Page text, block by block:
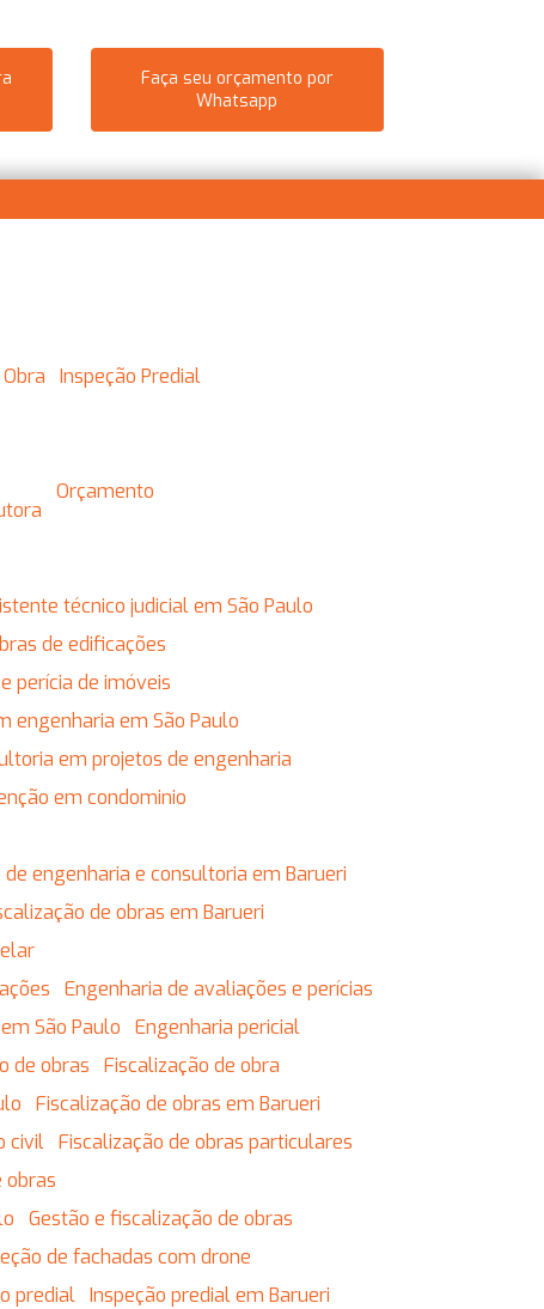
Faça seu orçamento por
Whatsapp
Inspeção Predial
Orçamento
técnico judicial em São Paulo
de edificações
e perícia de imóveis
engenharia em São Paulo
em projetos de engenharia
em condominio
de engenharia e consultoria em Barueri
de obras em Barueri
Engenharia de avaliações e perícias
São Paulo
Engenharia pericial
de obras
Fiscalização de obra
Fiscalização de obras em Barueri
civil
Fiscalização de obras particulares
obras
Gestão e fiscalização de obras
de fachadas com drone
predial
Inspeção predial em Barueri